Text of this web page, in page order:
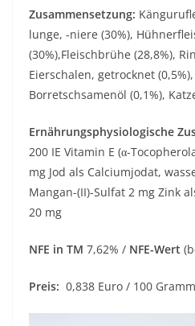
Zusammensetzung:
lunge, -niere (30%),
(30%),Fleischbrühe (28,8%),
Eierschalen, getrocknet
Borretschsamenöl (0,1%),
Ernährungsphysiologische
200 IE Vitamin E (α-
mg Jod als Calciumjodat,
Mangan-(II)-Sulfat 2 mg Zink
20 mg
NFE in TM 7,62% / NFE-Wert
Preis: 0,838 Euro / 100 Gramm